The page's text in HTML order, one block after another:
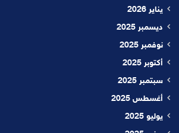
يناير 2026
ديسمبر 2025
نوفمبر 2025
أكتوبر 2025
سبتمبر 2025
أغسطس 2025
يوليو 2025